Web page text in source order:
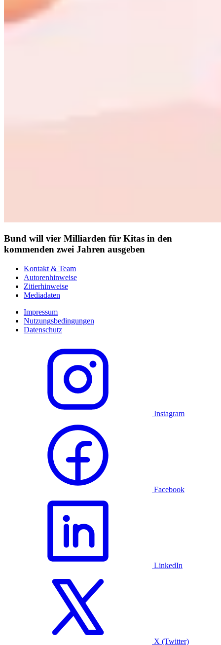
Bund will vier Milliarden für Kitas in den
kommenden zwei Jahren ausgeben
Kontakt & Team
Autorenhinweise
Zitierhinweise
Mediadaten
Impressum
Nutzungsbedingungen
Datenschutz
Instagram
Facebook
LinkedIn
X (Twitter)